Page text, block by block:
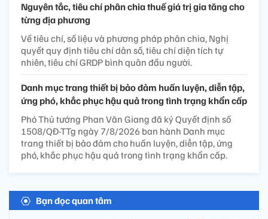
Nguyên tắc, tiêu chí phân chia thuế giá trị gia tăng cho
từng địa phương
Về tiêu chí, số liệu và phương pháp phân chia, Nghị
quyết quy định tiêu chí dân số, tiêu chí diện tích tự
nhiên, tiêu chí GRDP bình quân đầu người.
Danh mục trang thiết bị bảo đảm huấn luyện, diễn tập,
ứng phó, khắc phục hậu quả trong tình trạng khẩn cấp
Phó Thủ tướng Phan Văn Giang đã ký Quyết định số
1508/QĐ-TTg ngày 7/8/2026 ban hành Danh mục
trang thiết bị bảo đảm cho huấn luyện, diễn tập, ứng
phó, khắc phục hậu quả trong tình trạng khẩn cấp.
Bạn đọc quan tâm